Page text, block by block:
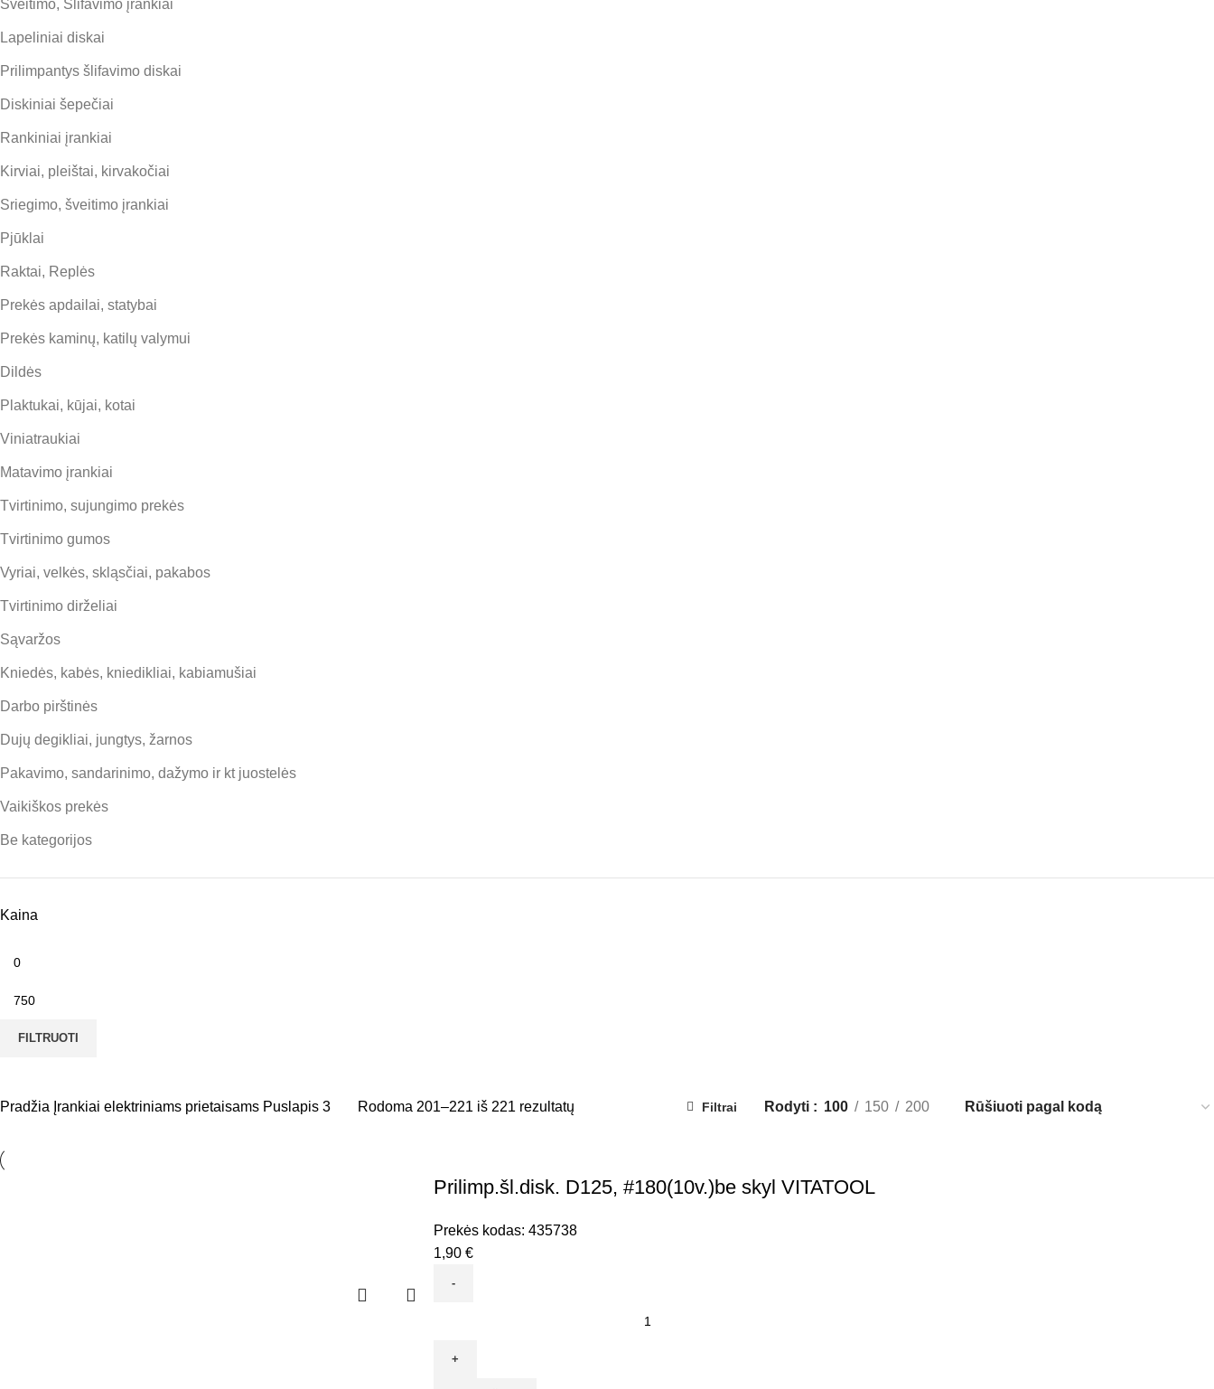
Šveitimo, Šlifavimo įrankiai
Lapeliniai diskai
Prilimpantys šlifavimo diskai
Diskiniai šepečiai
Rankiniai įrankiai
Kirviai, pleištai, kirvakočiai
Sriegimo, šveitimo įrankiai
Pjūklai
Raktai, Replės
Prekės apdailai, statybai
Prekės kaminų, katilų valymui
Dildės
Plaktukai, kūjai, kotai
Viniatraukiai
Matavimo įrankiai
Tvirtinimo, sujungimo prekės
Tvirtinimo gumos
Vyriai, velkės, skląsčiai, pakabos
Tvirtinimo dirželiai
Sąvaržos
Kniedės, kabės, kniedikliai, kabiamušiai
Darbo pirštinės
Dujų degikliai, jungtys, žarnos
Pakavimo, sandarinimo, dažymo ir kt juostelės
Vaikiškos prekės
Be kategorijos
Kaina
FILTRUOTI
Pradžia Įrankiai elektriniams prietaisams Puslapis 3 Rodoma 201–221 iš 221 rezultatų Filtrai Rodyti 100 150 200
Prilimp.šl.disk. D125, #180(10v.)be skyl VITATOOL
Prekės kodas: 435738
1,90 €
Prilimp.šl.disk.